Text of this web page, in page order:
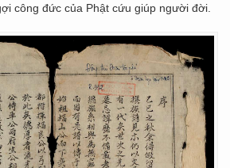
công đức của Phật cứu giúp người đời.